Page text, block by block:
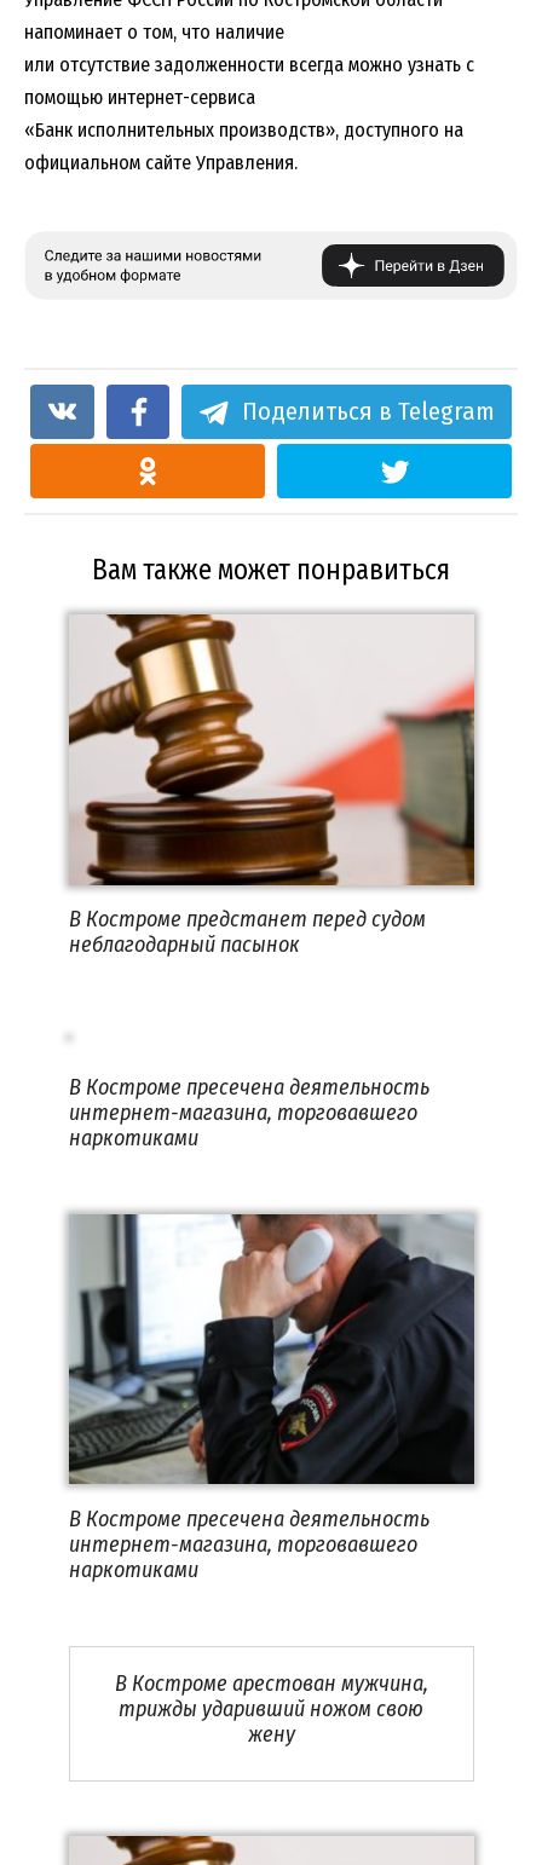
напоминает о том, что наличие
или отсутствие задолженности всегда можно узнать с
помощью интернет-сервиса
«Банк исполнительных производств», доступного на
официальном сайте Управления.
Поделиться в Telegram
Вам также может понравиться
В Костроме предстанет перед судом
неблагодарный пасынок
В Костроме пресечена деятельность
интернет-магазина, торговавшего
наркотиками
В Костроме пресечена деятельность
интернет-магазина, торговавшего
наркотиками
В Костроме арестован мужчина,
трижды ударивший ножом свою
жену